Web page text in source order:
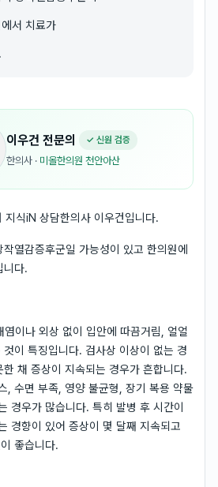
서 치료가
이우건 전문의 ✓ 신원 검증
한의사 · 미올한의원 천안아산
지식iN 상담한의사 이우건입니다.
열감증후군일 가능성이 있고 한의원에
니다.
염이나 외상 없이 입안에 따끔거림, 얼얼
이 특징입니다. 검사상 이상이 없는 경
채 증상이 지속되는 경우가 흔합니다.
, 수면 부족, 영양 불균형, 장기 복용 약물
경우가 많습니다. 특히 발병 후 시간이
경향이 있어 증상이 몇 달째 지속되고
좋습니다.